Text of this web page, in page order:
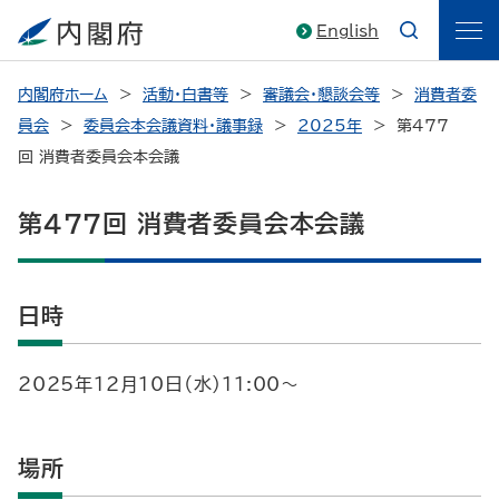
English
内閣府ホーム 活動・白書等 審議会・懇談会等
消費者委
員会
委員会本会議資料・議事録 2025年
第477
回 消費者委員会本会議
第477回 消費者委員会本会議
日時
2025年12月10日（水）11:00～
場所